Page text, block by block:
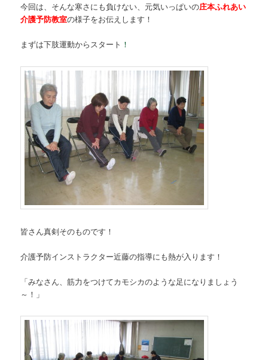
今回は、そんな寒さにも負けない、元気いっぱいの庄本ふれあい
介護予防教室の様子をお伝えします！
まずは下肢運動からスタート ！
皆さん真剣そのものです！
介護予防インストラクター近藤の指導にも熱が入ります！
「みなさん、筋力をつけてカモシカのような足になりましょう
～！」